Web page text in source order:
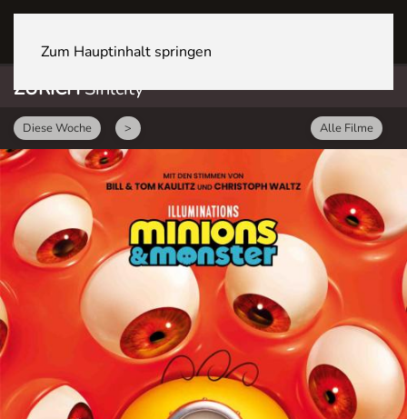
Zum Hauptinhalt springen
ZÜRICHSihlcity
Diese Woche > Alle Filme